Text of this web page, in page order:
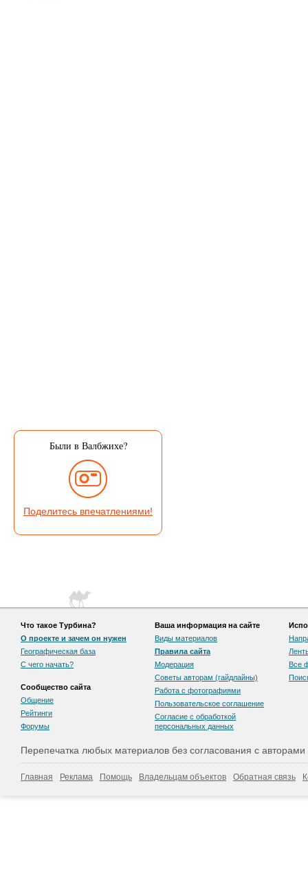
Были в Валбжихе?
Поделитесь впечатлениями!
Что такое Турбина?
О проекте и зачем он нужен
Географическая база
С чего начать?
Сообщество сайта
Общение
Рейтинги
Форумы
Ваша информация на сайте
Виды материалов
Правила сайта
Модерация
Советы авторам (гайдлайны)
Работа с фотографиями
Пользовательскоe соглашение
Согласие с обработкой
персональных данных
Все
Перепечатка любых материалов без согласования с
Главная Реклама Помощь Владельцам объектов Обратная связь